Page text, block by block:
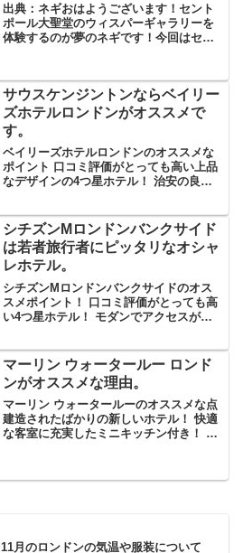
出典：ネギおはようございます！セント
ポール大聖堂のウィスパーギャラリーを
体験するのが夢のネギです！今回はセン
Paul's（クラブクォーターズホテル...
サウスケンジントンならベイリー
ズホテルロンドンがオススメで
す。
ベイリーズホテルロンドンのオススメな
ポイント 口コミ評価がとっても高い上品
なデザインの4つ星ホテル！ 治安の良い
ズなどロンドン観光地も近い！ネギこん
にちは！V＆Aミ...
シチズンMロンドンバンクサイド
は若者旅行者にピッタリなオシャ
レホテル。
シチズンMロンドンバンクサイドのオス
スメポイント！ 口コミ評価がとっても高
い4つ星ホテル！ モダンでアクセスが良
つけ！ネギこんばんは！バラマーケット
が英語ではボロマー...
マーリン ウォータールー ロンド
ンがオススメな理由。
マーリン ウォータールーのオススメな点
建造されたばかりの新しいホテル！ 快適
な客室に充実したミニキッチン付き！ 地
川を初めてみたときの色にビックリした
11月のロンドンの気温や服装について